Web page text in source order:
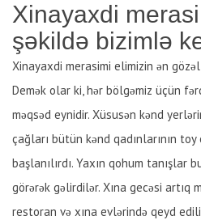
Xinayaxdi
şəkildə bizimlə
Xinayaxdi merasimi elimizin ən
Demək olar ki, hər bölgəmiz üçün
məqsəd eynidir. Xüsusən kənd
çağları bütün kənd qadınlarının toy
başlanılırdı. Yaxın qohum tanışlar
görərək gəlirdilər. Xına gecəsi artıq
restoran və xına evlərində qeyd